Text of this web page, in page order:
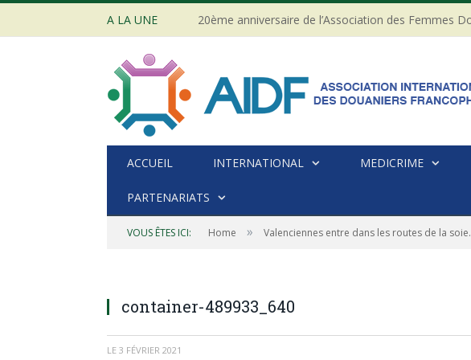
A LA UNE
ACCUEIL INTERNATIONAL MEDICRIME
PARTENARIATS
VOUS ÊTES ICI: Home » Valenciennes entre dans les routes de la soie.
container-489933_640
LE 3 FÉVRIER 2021